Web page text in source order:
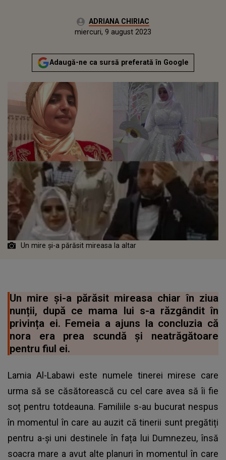
Autor:ADRIANA CHIRIAC
Actualizat:
miercuri, 9 august 2023
Adaugă-ne ca sursă preferată în Google
Un mire și-a părăsit mireasa la altar
Un mire și-a părăsit mireasa chiar în ziua
nunții, după ce mama lui s-a răzgândit în
privința ei. Femeia a ajuns la concluzia că
nora era prea scundă și neatrăgătoare
pentru fiul ei.
Lamia Al-Labawi este numele tinerei mirese care
urma să se căsătorească cu cel care avea să îi fie
soț pentru totdeauna. Familiile s-au bucurat nespus
în momentul în care au auzit că tinerii sunt pregătiți
pentru a-și uni destinele în fața lui Dumnezeu, însă
soacra mare a avut alte planuri în momentul în care